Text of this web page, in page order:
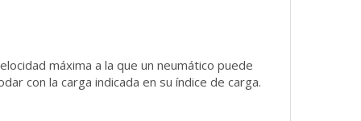
máxima a la que un neumático puede
con la carga indicada en su índice de carga.